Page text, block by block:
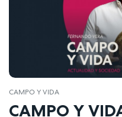
CAMPO Y VIDA
CAMPO Y